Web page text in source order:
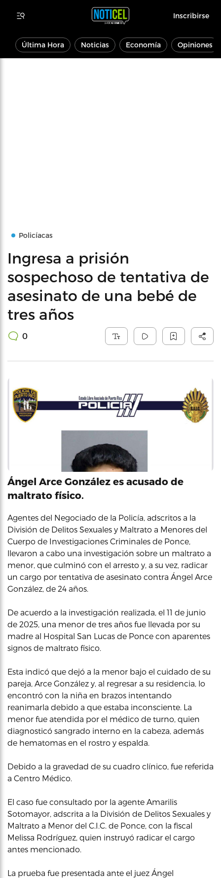
Inscribirse
Última Hora Noticias Economía Opiniones
Policíacas
Ingresa a prisión
sospechoso de tentativa de
asesinato de una bebé de
tres años
0
Ángel Arce González es acusado de
maltrato físico.
Agentes del Negociado de la Policía, adscritos a la
División de Delitos Sexuales y Maltrato a Menores del
Cuerpo de Investigaciones Criminales de Ponce,
llevaron a cabo una investigación sobre un maltrato a
menor, que culminó con el arresto y, a su vez, radicar
un cargo por tentativa de asesinato contra Ángel Arce
González, de 24 años.
De acuerdo a la investigación realizada, el 11 de junio
de 2025, una menor de tres años fue llevada por su
madre al Hospital San Lucas de Ponce con aparentes
signos de maltrato físico.
Esta indicó que dejó a la menor bajo el cuidado de su
pareja, Arce González y, al regresar a su residencia, lo
encontró con la niña en brazos intentando
reanimarla debido a que estaba inconsciente. La
menor fue atendida por el médico de turno, quien
diagnosticó sangrado interno en la cabeza, además
de hematomas en el rostro y espalda.
Debido a la gravedad de su cuadro clínico, fue referida
a Centro Médico.
El caso fue consultado por la agente Amarilis
Sotomayor, adscrita a la División de Delitos Sexuales y
Maltrato a Menor del C.I.C. de Ponce, con la fiscal
Melissa Rodríguez, quien instruyó radicar el cargo
antes mencionado.
La prueba fue presentada ante el juez Ángel